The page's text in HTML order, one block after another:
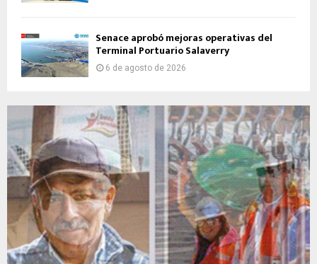
Senace aprobó mejoras operativas del
Terminal Portuario Salaverry
6 de agosto de 2026